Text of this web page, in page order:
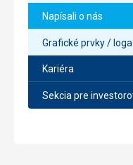
Napísali o nás
Grafické prvky / loga
Kariéra
Sekcia pre